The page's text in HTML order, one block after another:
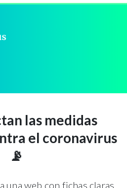
las medidas
el coronavirus
📡
una web con fichas claras